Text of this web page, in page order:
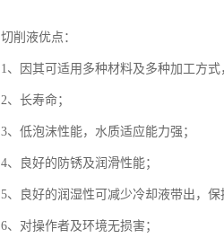
切削液优点：
1、因其可适用多种材料及多种加工方式
2、长寿命；
3、低泡沫性能，水质适应能力强；
4、良好的防锈及润滑性能；
5、良好的润湿性可减少冷却液带出，保
6、对操作者及环境无损害；